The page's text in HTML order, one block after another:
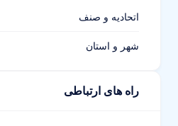
اتحادیه و صنف
شهر و استان
راه های ارتباطی